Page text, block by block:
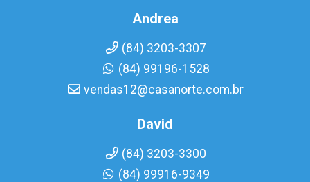
Andrea
(84) 3203-3307
(84) 99196-1528
vendas12@casanorte.com.br
David
(84) 3203-3300
(84) 99916-9349